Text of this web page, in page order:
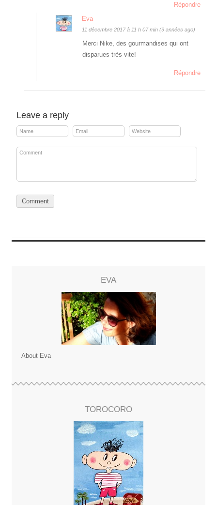
Répondre
Eva
11 décembre 2017 à 11 h 07 min (9 années ago)
Merci Nike, des gourmandises qui ont
disparues très vite!
Répondre
Leave a reply
EVA
About Eva
TOROCORO